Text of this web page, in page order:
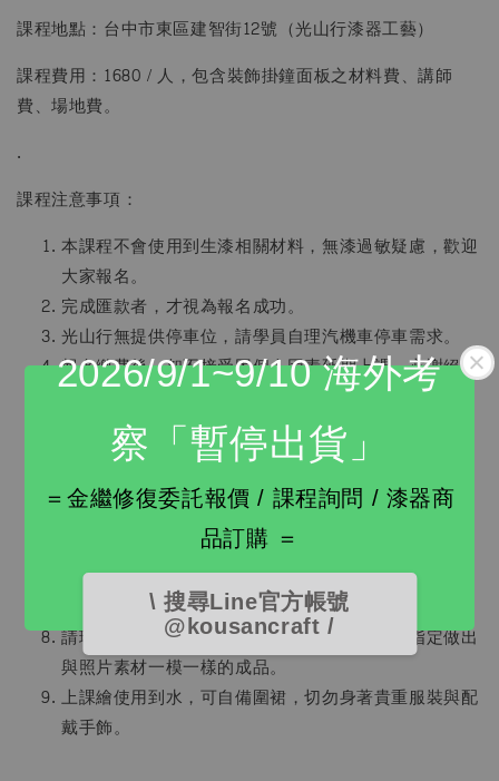
2026/9/1~9/10 海外考
察「暫停出貨」
＝金繼修復委託報價 / 課程詢問 / 漆器商
品訂購 ＝
\ 搜尋Line官方帳號
@kousancraft /
課程地點：台中市東區建智街12號（光山行漆器工藝）
課程費用：1680 / 人，包含裝飾掛鐘面板之材料費、講師
費、場地費。
.
課程注意事項：
本課程不會使用到生漆相關材料，無漆過敏疑慮，歡迎
大家報名。
完成匯款者，才視為報名成功。
光山行無提供停車位，請學員自理汽機車停車需求。
報名繳費後，恕不接受因個人因素延期上課，亦謝絕旁
課程前2天，光山行將以官網系統寄發開課提醒通知至
e-mail。
追求美，不止於疫。請注意，本課程不因任何理由退
費。
課程如遇疫情變化警戒升級，將調整為以下 A / B方案
供學員選擇：A：分流上課（室內空間人數控制在4人
以下）。：B：光山行代為製作掛鐘，學員自取。
請理解水蒔繪創作是隨興且充滿驚喜的，無法指定做出
與照片素材一模一樣的成品。
上課繪使用到水，可自備圍裙，切勿身著貴重服裝與配
戴手飾。